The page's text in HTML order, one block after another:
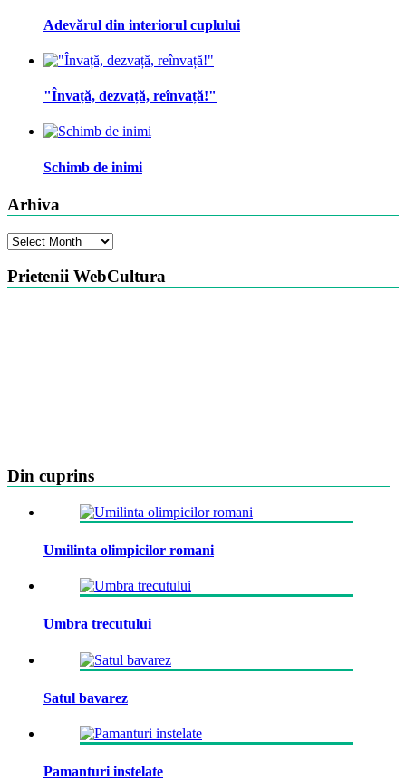
Adevărul din interiorul cuplului
"Învață, dezvață, reînvață!"
Schimb de inimi
Arhiva
Arhiva
Prietenii WebCultura
Din cuprins
Umilinta olimpicilor romani
Umbra trecutului
Satul bavarez
Pamanturi instelate